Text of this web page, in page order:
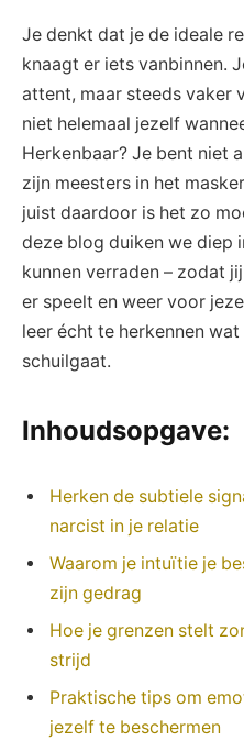
Je denkt dat je de ideale
knaagt er iets vanbinnen.
attent, maar steeds vaker
niet helemaal jezelf
Herkenbaar? Je bent niet
zijn meesters in het
juist daardoor is het zo
deze blog duiken we diep
kunnen verraden – zodat
er speelt en weer voor
leer écht te herkennen
schuilgaat.
Inhoudsopgave:
Herken de subtiele
narcist in je relatie
Waarom je intuïtie je
zijn gedrag
Hoe je grenzen stelt
strijd
Praktische tips om
jezelf te beschermen